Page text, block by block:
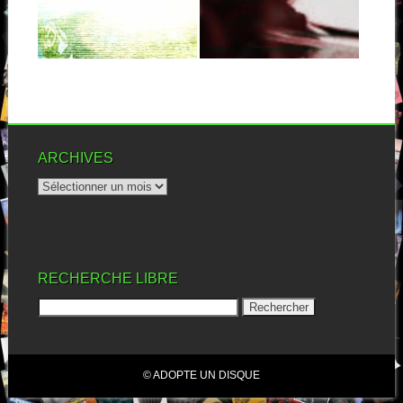
découvrais le premier album
de Fax Gang. Est-ce...
▶
compositeurs et interprètes
▶
ARCHIVES
RECHERCHE LIBRE
© ADOPTE UN DISQUE